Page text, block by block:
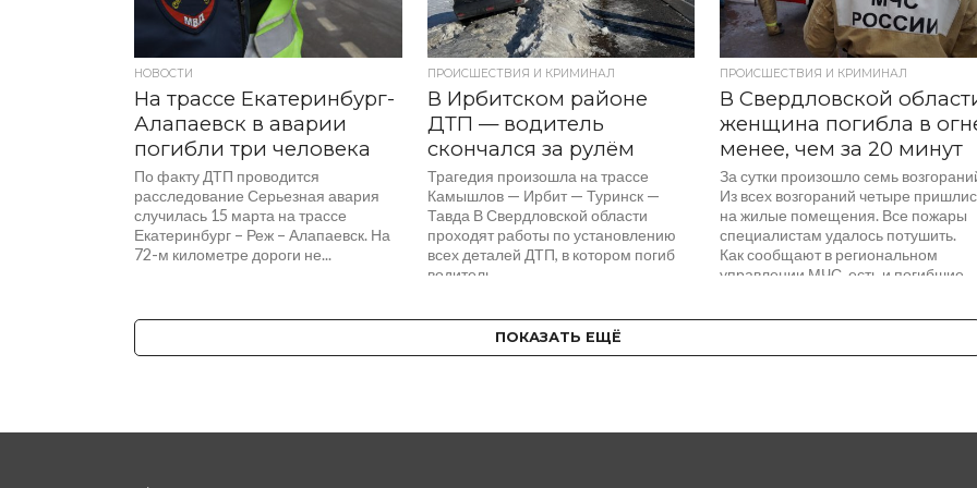
НОВОСТИ
На трассе Екатеринбург-
Алапаевск в аварии
погибли три человека
По факту ДТП проводится
расследование Серьезная авария
случилась 15 марта на трассе
Екатеринбург – Реж – Алапаевск. На
72-м километре дороги не...
ПРОИСШЕСТВИЯ И КРИМИНАЛ
В Ирбитском районе
ДТП — водитель
скончался за рулём
Трагедия произошла на трассе
Камышлов — Ирбит — Туринск —
Тавда В Свердловской области
проходят работы по установлению
всех деталей ДТП, в котором погиб
водитель...
ПРОИСШЕСТВИЯ И КРИМИНАЛ
В Свердловской
женщина погибла в
менее, чем за 20 минут
За сутки произошло семь
Из всех возгораний четыре
на жилые помещения. Все пожары
специалистам удалось потушить.
Как сообщают в региональном
управлении МЧС, есть и погибшие,
ПОКАЗАТЬ ЕЩЁ